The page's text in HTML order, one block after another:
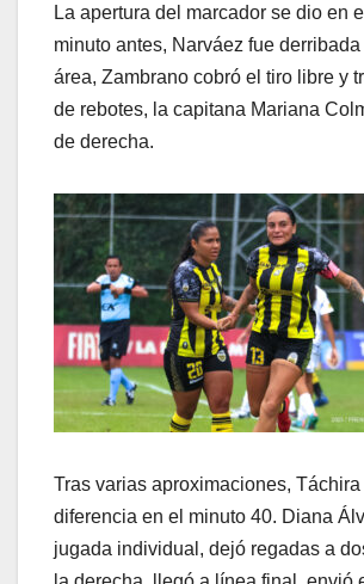
La apertura del marcador se dio en
minuto antes, Narváez fue derribada
área, Zambrano cobró el tiro libre y
de rebotes, la capitana Mariana
de derecha.
Tras varias aproximaciones, Táchira
diferencia en el minuto 40. Diana
jugada individual, dejó regadas a